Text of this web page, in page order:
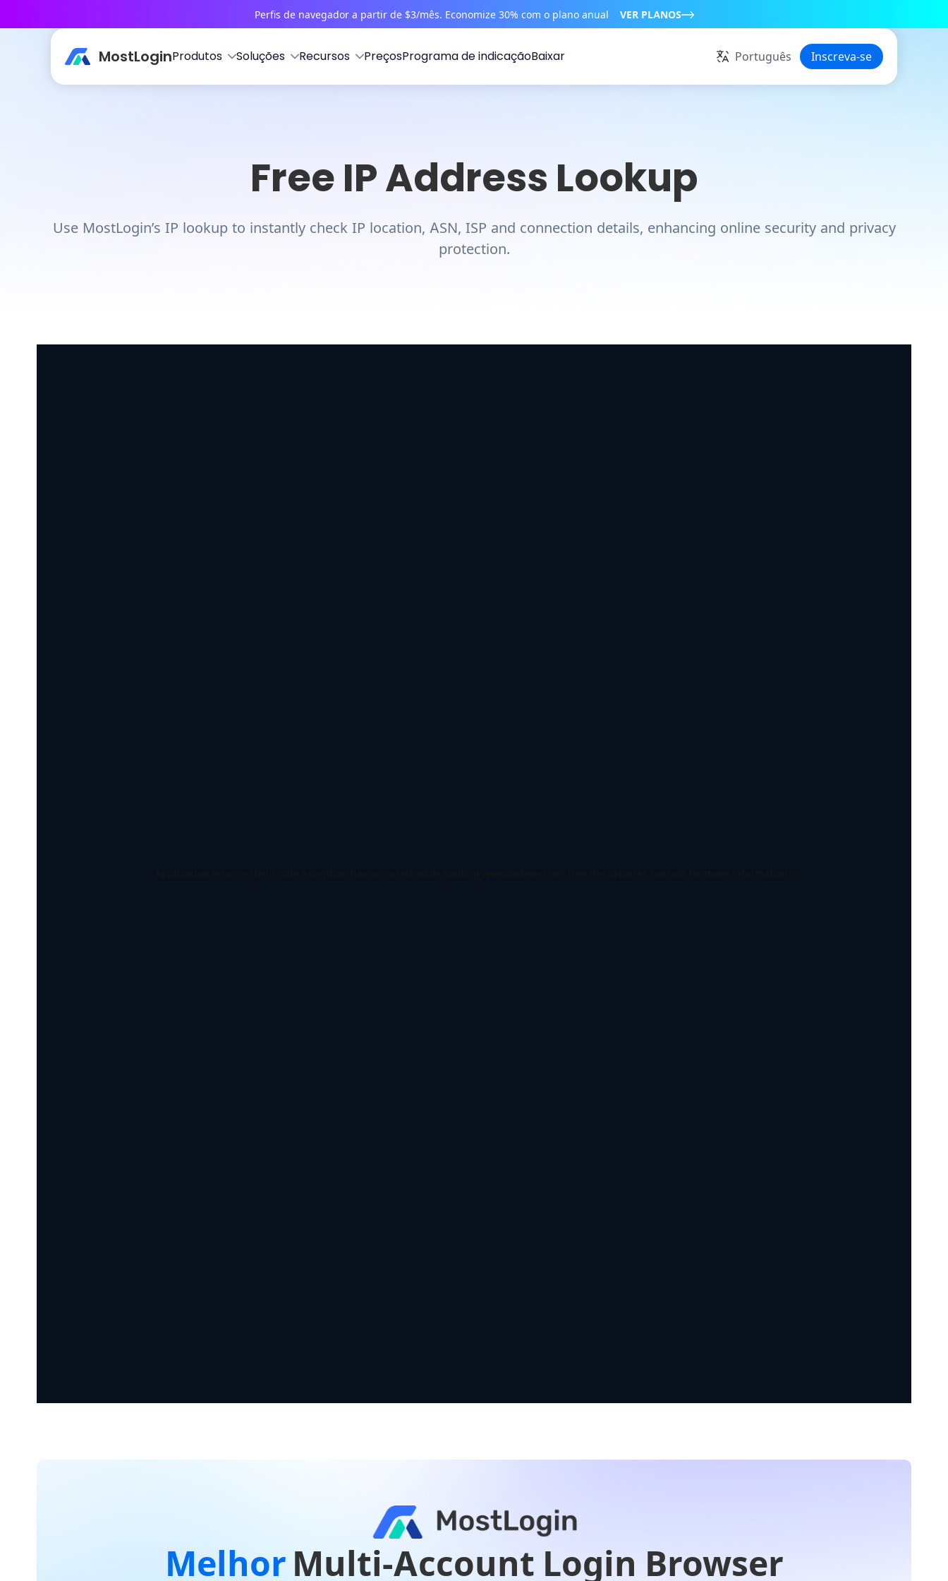
Perfis de navegador a partir de $3/mês. Economize 30% com o plano anual VER PLANOS
MostLoginProdutos Soluções Recursos PreçosPrograma de indicaçãoBaixar Português Inscreva-se
Free IP Address Lookup
Use MostLogin’s IP lookup to instantly check IP location, ASN, ISP and connection details, enhancing online security and privacy
protection.
Melhor Multi-Account Login Browser